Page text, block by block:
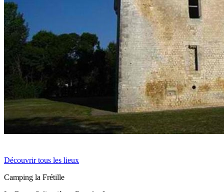
Découvrir tous les lieux
Camping la Frétille